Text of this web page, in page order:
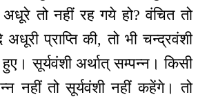
तो नहीं रह गये हो? वंचित तो
प्राप्ति की, तो भी चन्द्रवंशी
हुए। सूर्यवंशी अर्थात् सम्पन्न। किसी
नहीं तो सूर्यवंशी नहीं कहेंगे। तो